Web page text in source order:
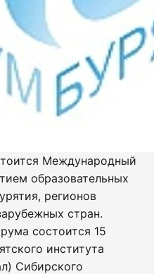
Международный
образовательных
регионов
стран.
состоится 15
института
Сибирского